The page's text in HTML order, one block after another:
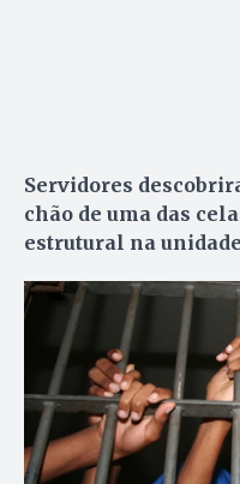
Servidores
chão de uma das
estrutural na